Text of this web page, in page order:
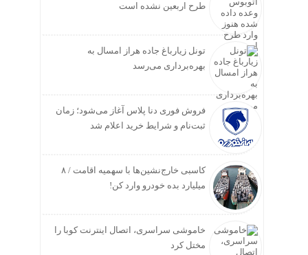
طرح اربعین نشده است
تونل زیارباغ جاده هراز امسال به
بهره‌برداری می‌رسد
فروش فوری دنا پلاس آغاز می‌شود؛ زمان
ثبت‌نام و شرایط خرید اعلام شد
کاسبی خارج‌نشین‌ها با سهمیه اقامت / ۸
میلیارد بده خودرو وارد کن!
خاموشی سراسری، اتصال اینترنت کوبا را
مختل کرد